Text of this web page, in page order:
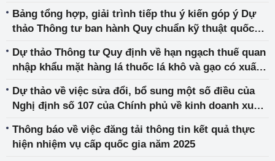
toàn trong khai thác khoáng sản
Bảng tổng hợp, giải trình tiếp thu ý kiến góp ý Dự
thảo Thông tư ban hành Quy chuẩn kỹ thuật quốc
Dự thảo Thông tư Quy định về hạn ngạch thuế quan
nhập khẩu mặt hàng lá thuốc lá khô và gạo có xuất
2026
Dự thảo về việc sửa đổi, bổ sung một số điều của
Nghị định số 107 của Chính phủ về kinh doanh xuất
bổ sung một số điều của Nghị định số 107
Thông báo về việc đăng tải thông tin kết quả thực
hiện nhiệm vụ cấp quốc gia năm 2025